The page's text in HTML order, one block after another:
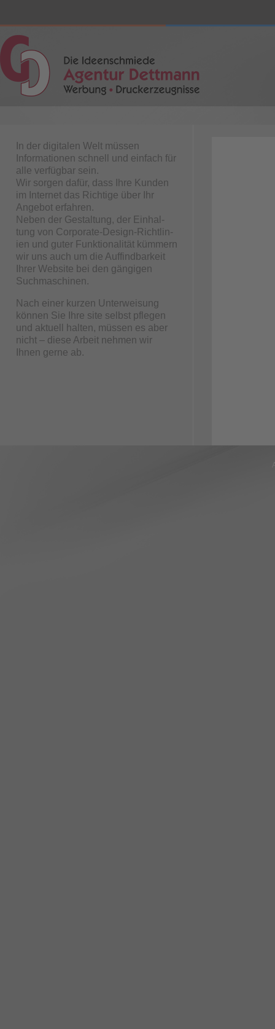
In der digitalen Welt müssen
Informationen schnell und einfach für
alle verfügbar sein.
Wir sorgen dafür, dass Ihre Kunden
im Internet das Richtige über Ihr
Angebot erfahren.
Neben der Ge­­stal­­tung, der Ein­hal­­
tung von Cor­­po­­rate-De­sign-Richt­­li­n­
ien und guter Funktionalität kümmern
wir uns auch um die Auffindbarkeit
Ihrer Web­­site bei den gängigen
Suchmaschinen.
Nach einer kurzen Unterweisung
können Sie Ihre site selbst pflegen
und aktuell halten, müssen es aber
nicht – diese Arbeit nehmen wir
Ihnen gerne ab.